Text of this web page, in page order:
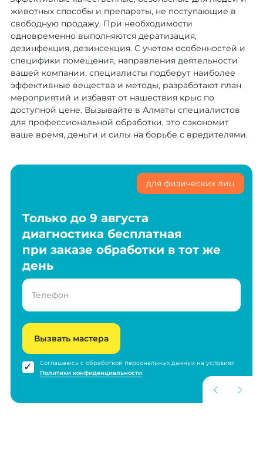
животных способы и препараты, не поступающие в
свободную продажу. При необходимости
одновременно выполняются дератизация,
дезинфекция, дезинсекция. С учетом особенностей и
специфики помещения, направления деятельности
вашей компании, специалисты подберут наиболее
эффективные вещества и методы, разработают план
мероприятий и избавят от нашествия крыс по
доступной цене. Вызывайте в Алматы специалистов
для профессиональной обработки, это сэкономит
ваше время, деньги и силы на борьбе с вредителями.
Только до 9 августа
диагностика бесплатная
при заказе обработки в тот же
день
Вызвать мастера
Соглашаюсь с обработкой персональных данных на условиях
Политики конфиденциальности
для физических лиц